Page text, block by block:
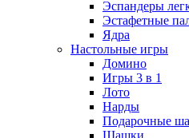
Эспандеры
Эстафетные
Ядра
Настольные игры
Домино
Игры 3 в 1
Лото
Нарды
Подарочные
Шашки